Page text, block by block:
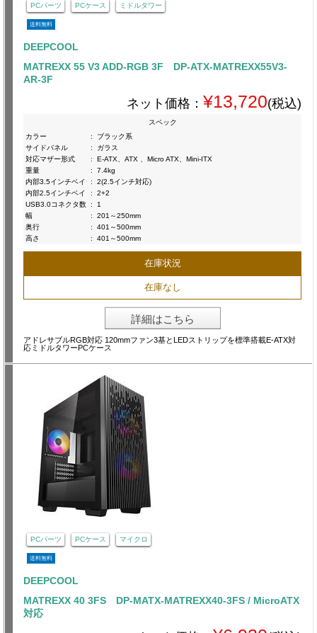
PCパーツ PCケース ミドルタワー
送料無料
DEEPCOOL
MATREXX 55 V3 ADD-RGB 3F DP-ATX-MATREXX55V3-
AR-3F
ネット価格： ¥13,720(税込)
スペック
カラー
:
ブラック系
サイドパネル
:
ガラス
対応マザー形式
:
E-ATX、ATX 、Micro ATX、Mini-ITX
重量
:
7.4kg
内部3.5インチベイ
:
2(2.5インチ対応)
内部2.5インチベイ
:
2+2
USB3.0コネクタ数 :
1
幅
:
201～250mm
奥行
:
401～500mm
高さ
: 401～500mm
在庫状況
在庫なし
詳細はこちら
アドレサブルRGB対応 120mmファン3基とLEDストリップを標準搭載E-ATX対
応ミドルタワーPCケース
PCパーツ PCケース マイクロ
送料無料
DEEPCOOL
MATREXX 40 3FS DP-MATX-MATREXX40-3FS / MicroATX
対応